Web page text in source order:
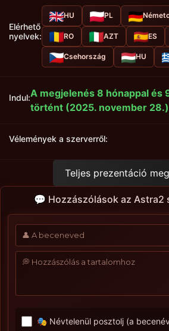
Elérhető
nyelvek:
HU PL
RO AZT ES
Csehország HU
Indul:A megjelenés 8 hónappal és
történt (2025. november 28.)
Vélemények a szerverről:
Teljes prezentáció
💬 Hozzászólások az Astra2
🎭 Névtelenül posztolj (a